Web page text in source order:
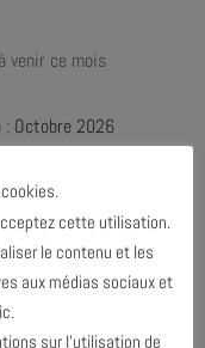
à venir ce mois
: Octobre 2026
cette utilisation.
le contenu et les
aux médias sociaux et
sur l’utilisation de